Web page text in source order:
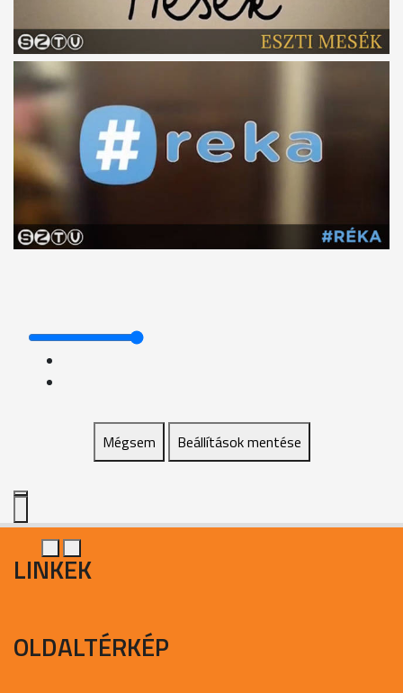
Mégsem Beállítások mentése
LINKEK
OLDALTÉRKÉP